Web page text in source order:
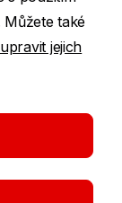
také
upravit jejich